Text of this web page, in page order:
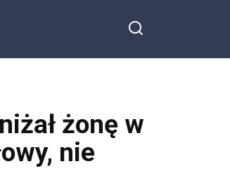
żonę w
nie